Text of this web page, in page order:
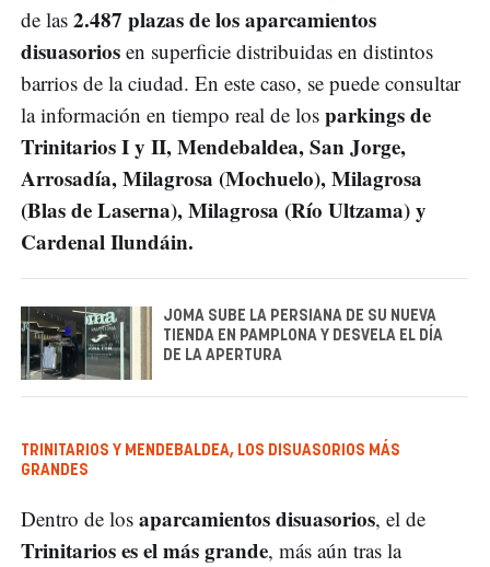
de las 2.487 plazas de los aparcamientos
disuasorios en superficie distribuidas en distintos
barrios de la ciudad. En este caso, se puede consultar
la información en tiempo real de los parkings de
Trinitarios I y II, Mendebaldea, San Jorge,
Arrosadía, Milagrosa (Mochuelo), Milagrosa
(Blas de Laserna), Milagrosa (Río Ultzama) y
Cardenal Ilundáin.
JOMA SUBE LA PERSIANA DE SU NUEVA
TIENDA EN PAMPLONA Y DESVELA EL DÍA
DE LA APERTURA
TRINITARIOS Y MENDEBALDEA, LOS DISUASORIOS MÁS
GRANDES
Dentro de los aparcamientos disuasorios, el de
Trinitarios es el más grande, más aún tras la